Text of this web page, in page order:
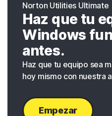
Norton Utilities Ultimate
Haz que tu
Windows
antes.
Haz que tu equipo sea
hoy mismo con nuestra
Empezar